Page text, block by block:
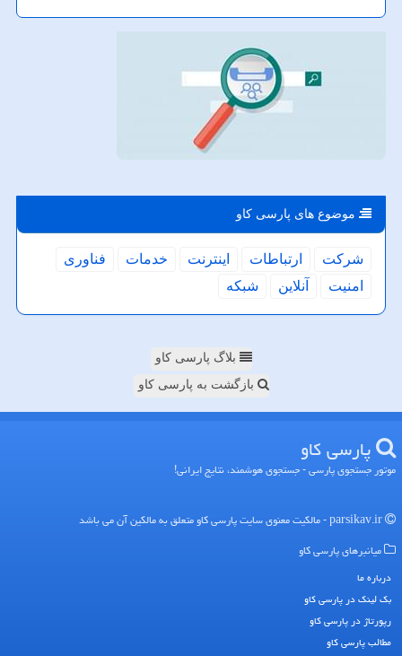
موضوع های پارسی كاو
شركت ارتباطات اینترنت خدمات
فناوری
امنیت
آنلاین شبكه
بلاگ پارسی کاو
بازگشت به پارسی کاو
پارسی كاو
موتور جستجوی پارسی - جستجوی هوشمند، نتایج ایرانی!
میانبرهای پارسی كاو
درباره ما
بک لینک در پارسی كاو
رپورتاژ در پارسی كاو
مطالب پارسی كاو